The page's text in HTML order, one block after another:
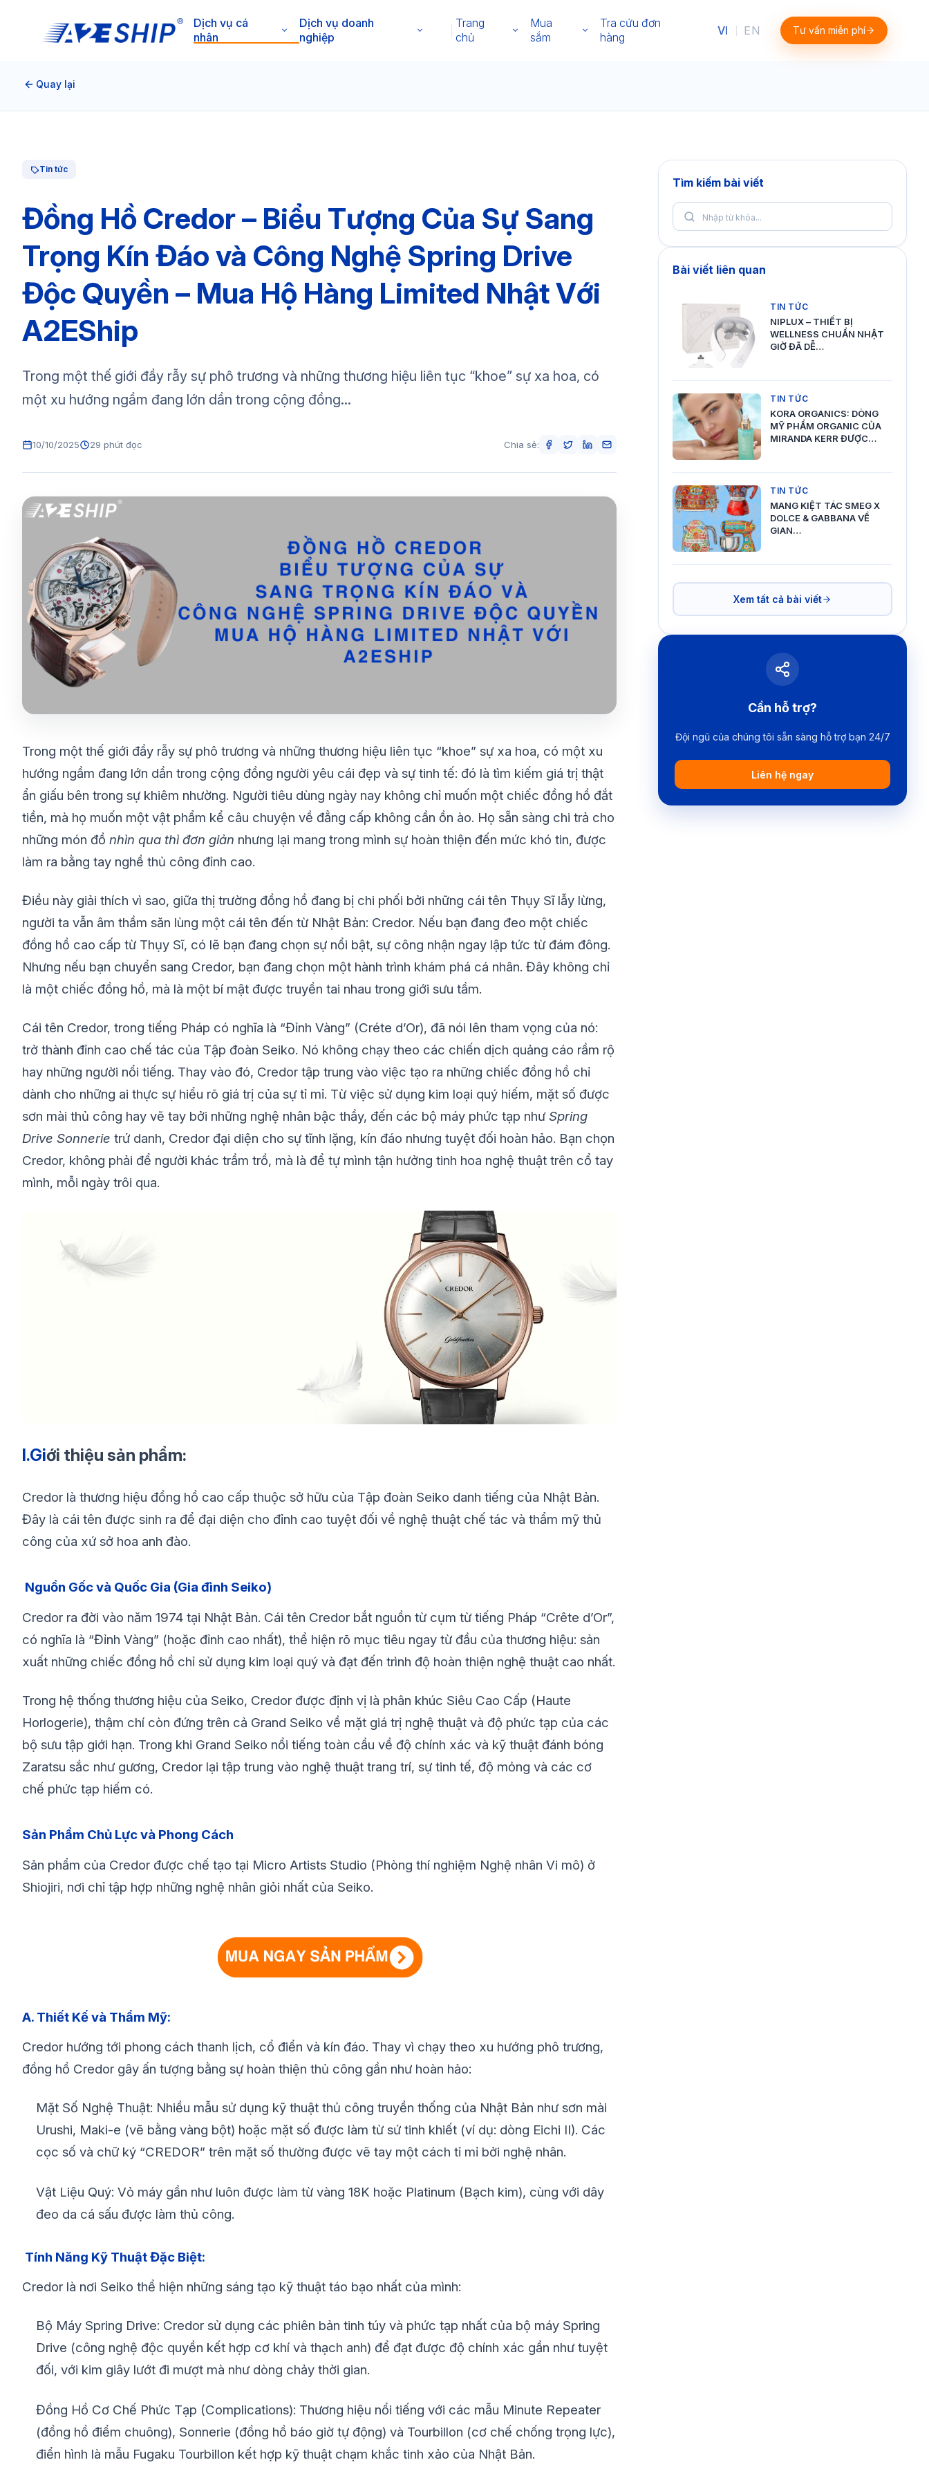
Dịch vụ cá
nhân
Dịch vụ doanh
nghiệp
Trang
chủ
Mua
sắm
Tra cứu đơn
hàng
VI EN Tư vấn miễn phí
Quay lại
Tin tức
Đồng Hồ Credor – Biểu Tượng Của Sự Sang
Trọng Kín Đáo và Công Nghệ Spring Drive
Độc Quyền – Mua Hộ Hàng Limited Nhật Với
A2EShip
Trong một thế giới đầy rẫy sự phô trương và những thương hiệu liên tục “khoe” sự xa hoa, có
một xu hướng ngầm đang lớn dần trong cộng đồng...
10/10/2025 29 phút đọc Chia sẻ:
Trong một thế giới đầy rẫy sự phô trương và những thương hiệu liên tục “khoe” sự xa hoa, có một xu
hướng ngầm đang lớn dần trong cộng đồng người yêu cái đẹp và sự tinh tế: đó là tìm kiếm giá trị thật
ẩn giấu bên trong sự khiêm nhường. Người tiêu dùng ngày nay không chỉ muốn một chiếc đồng hồ đắt
tiền, mà họ muốn một vật phẩm kể câu chuyện về đẳng cấp không cần ồn ào. Họ sẵn sàng chi trả cho
những món đồ nhìn qua thì đơn giản nhưng lại mang trong mình sự hoàn thiện đến mức khó tin, được
làm ra bằng tay nghề thủ công đỉnh cao.
Điều này giải thích vì sao, giữa thị trường đồng hồ đang bị chi phối bởi những cái tên Thụy Sĩ lẫy lừng,
người ta vẫn âm thầm săn lùng một cái tên đến từ Nhật Bản: Credor. Nếu bạn đang đeo một chiếc
đồng hồ cao cấp từ Thụy Sĩ, có lẽ bạn đang chọn sự nổi bật, sự công nhận ngay lập tức từ đám đông.
Nhưng nếu bạn chuyển sang Credor, bạn đang chọn một hành trình khám phá cá nhân. Đây không chỉ
là một chiếc đồng hồ, mà là một bí mật được truyền tai nhau trong giới sưu tầm.
Cái tên Credor, trong tiếng Pháp có nghĩa là “Đỉnh Vàng” (Créte d’Or), đã nói lên tham vọng của nó:
trở thành đỉnh cao chế tác của Tập đoàn Seiko. Nó không chạy theo các chiến dịch quảng cáo rầm rộ
hay những người nổi tiếng. Thay vào đó, Credor tập trung vào việc tạo ra những chiếc đồng hồ chỉ
dành cho những ai thực sự hiểu rõ giá trị của sự tỉ mỉ. Từ việc sử dụng kim loại quý hiếm, mặt số được
sơn mài thủ công hay vẽ tay bởi những nghệ nhân bậc thầy, đến các bộ máy phức tạp như Spring
Drive Sonnerie trứ danh, Credor đại diện cho sự tĩnh lặng, kín đáo nhưng tuyệt đối hoàn hảo. Bạn chọn
Credor, không phải để người khác trầm trồ, mà là để tự mình tận hưởng tinh hoa nghệ thuật trên cổ tay
mình, mỗi ngày trôi qua.
I.Giới thiệu sản phẩm:
Credor là thương hiệu đồng hồ cao cấp thuộc sở hữu của Tập đoàn Seiko danh tiếng của Nhật Bản.
Đây là cái tên được sinh ra để đại diện cho đỉnh cao tuyệt đối về nghệ thuật chế tác và thẩm mỹ thủ
công của xứ sở hoa anh đào.
Nguồn Gốc và Quốc Gia (Gia đình Seiko)
Credor ra đời vào năm 1974 tại Nhật Bản. Cái tên Credor bắt nguồn từ cụm từ tiếng Pháp “Crête d’Or”,
có nghĩa là “Đỉnh Vàng” (hoặc đỉnh cao nhất), thể hiện rõ mục tiêu ngay từ đầu của thương hiệu: sản
xuất những chiếc đồng hồ chỉ sử dụng kim loại quý và đạt đến trình độ hoàn thiện nghệ thuật cao nhất.
Trong hệ thống thương hiệu của Seiko, Credor được định vị là phân khúc Siêu Cao Cấp (Haute
Horlogerie), thậm chí còn đứng trên cả Grand Seiko về mặt giá trị nghệ thuật và độ phức tạp của các
bộ sưu tập giới hạn. Trong khi Grand Seiko nổi tiếng toàn cầu về độ chính xác và kỹ thuật đánh bóng
Zaratsu sắc như gương, Credor lại tập trung vào nghệ thuật trang trí, sự tinh tế, độ mỏng và các cơ
chế phức tạp hiếm có.
Sản Phẩm Chủ Lực và Phong Cách
Sản phẩm của Credor được chế tạo tại Micro Artists Studio (Phòng thí nghiệm Nghệ nhân Vi mô) ở
Shiojiri, nơi chỉ tập hợp những nghệ nhân giỏi nhất của Seiko.
A. Thiết Kế và Thẩm Mỹ:
Credor hướng tới phong cách thanh lịch, cổ điển và kín đáo. Thay vì chạy theo xu hướng phô trương,
đồng hồ Credor gây ấn tượng bằng sự hoàn thiện thủ công gần như hoàn hảo:
Mặt Số Nghệ Thuật: Nhiều mẫu sử dụng kỹ thuật thủ công truyền thống của Nhật Bản như sơn mài
Urushi, Maki-e (vẽ bằng vàng bột) hoặc mặt số được làm từ sứ tinh khiết (ví dụ: dòng Eichi II). Các
cọc số và chữ ký “CREDOR” trên mặt số thường được vẽ tay một cách tỉ mỉ bởi nghệ nhân.
Vật Liệu Quý: Vỏ máy gần như luôn được làm từ vàng 18K hoặc Platinum (Bạch kim), cùng với dây
đeo da cá sấu được làm thủ công.
Tính Năng Kỹ Thuật Đặc Biệt:
Credor là nơi Seiko thể hiện những sáng tạo kỹ thuật táo bạo nhất của mình:
Bộ Máy Spring Drive: Credor sử dụng các phiên bản tinh túy và phức tạp nhất của bộ máy Spring
Drive (công nghệ độc quyền kết hợp cơ khí và thạch anh) để đạt được độ chính xác gần như tuyệt
đối, với kim giây lướt đi mượt mà như dòng chảy thời gian.
Đồng Hồ Cơ Chế Phức Tạp (Complications): Thương hiệu nổi tiếng với các mẫu Minute Repeater
(đồng hồ điểm chuông), Sonnerie (đồng hồ báo giờ tự động) và Tourbillon (cơ chế chống trọng lực),
điển hình là mẫu Fugaku Tourbillon kết hợp kỹ thuật chạm khắc tinh xảo của Nhật Bản.
Tìm kiếm bài viết
Bài viết liên quan
TIN TỨC
NIPLUX – THIẾT BỊ
WELLNESS CHUẨN NHẬT
GIỜ ĐÃ DỄ…
TIN TỨC
KORA ORGANICS: DÒNG
MỸ PHẨM ORGANIC CỦA
MIRANDA KERR ĐƯỢC…
TIN TỨC
MANG KIỆT TÁC SMEG X
DOLCE & GABBANA VỀ
GIAN…
Xem tất cả bài viết
Cần hỗ trợ?
Đội ngũ của chúng tôi sẵn sàng hỗ trợ bạn 24/7
Liên hệ ngay